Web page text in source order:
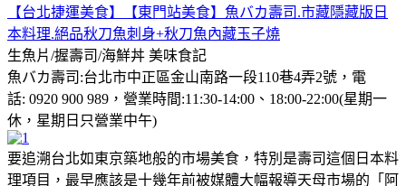
【台北捷運美食】【東門站美食】魚バカ壽司.市藏隱藏版日
本料理.絕品秋刀魚刺身+秋刀魚內藏玉子燒
生魚片/握壽司/海鮮丼 美味食記
魚バカ壽司:台北市中正區金山南路一段110巷4弄2號，電
話: 0920 900 989，營業時間:11:30-14:00、18:00-22:00(星期一
休，星期日只營業中午)
要追溯台北如東京築地般的市場美食，特別是壽司這個日本料
理項目，最早應該是十幾年前被媒體大幅報導天母市場的「阿